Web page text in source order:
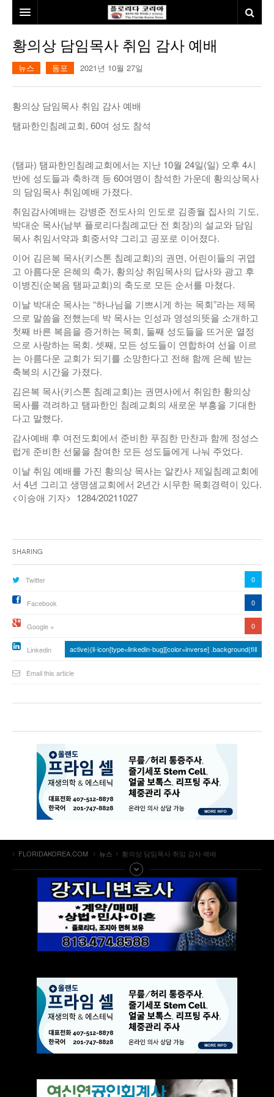
본사소개
뉴스
동포
칼럼
김명열칼럼
이명덕칼럼
김선옥칼럼
김원동칼럼
본보특집
100인선/독자광장
100인선
독자광장
여행
인근여행지
놀이공원
낚시/비치
골프
인터뷰/탐방
황의상 담임목사 취임 감사 예배
뉴스 동포 2021년 10월 27일
황의상 담임목사 취임 감사 예배
탬파한인침례교회, 60여 성도 참석
(탬파) 탬파한인침례교회에서는 지난 10월 24일(일) 오후 4시
반에 성도들과 축하객 등 60여명이 참석한 가운데 황의상목사
의 담임목사 취임예배 가졌다.
취임감사예배는 강병준 전도사의 인도로 김종월 집사의 기도,
박대순 목사(남부 플로리다침례교단 전 회장)의 설교와 담임
목사 취임서약과 회중서약 그리고 공포로 이어졌다.
이어 김은복 목사(키스톤 침례교회)의 권면, 어린이들의 귀엽
고 아름다운 은혜의 축가, 황의상 취임목사의 답사와 광고 후
이병진(순복음 탬파교회)의 축도로 모든 순서를 마쳤다.
이날 박대순 목사는 “하나님을 기쁘시게 하는 목회”라는 제목
으로 말씀을 전했는데 박 목사는 인성과 영성의뜻을 소개하고
첫째 바른 복음을 증거하는 목회, 둘째 성도들을 뜨거운 열정
으로 사랑하는 목회. 셋째, 모든 성도들이 연합하여 선을 이르
는 아름다운 교회가 되기를 소망한다고 전해 함께 은혜 받는
축복의 시간을 가졌다.
김은복 목사(키스톤 침례교회)는 권면사에서 취임한 황의상
목사를 격려하고 탬파한인 침례교회의 새로운 부흥을 기대한
다고 말했다.
감사예배 후 여전도회에서 준비한 푸짐한 만찬과 함께 정성스
럽게 준비한 선물을 참여한 모든 성도들에게 나눠 주었다.
이날 취임 예배를 가진 황의상 목사는 알칸사 제일침례교회에
서 4년 그리고 생명샘교회에서 2년간 시무한 목회경력이 있다.
<이승애 기자> 1284/20211027
Sharing
Twitter 0
Facebook 0
Google + 0
Linkedin active){li-icon[type=linkedin-bug][color=inverse] .background{fill
Email this article
FLORIDAKOREA.COM 뉴스 황의상 담임목사 취임 감사 예배